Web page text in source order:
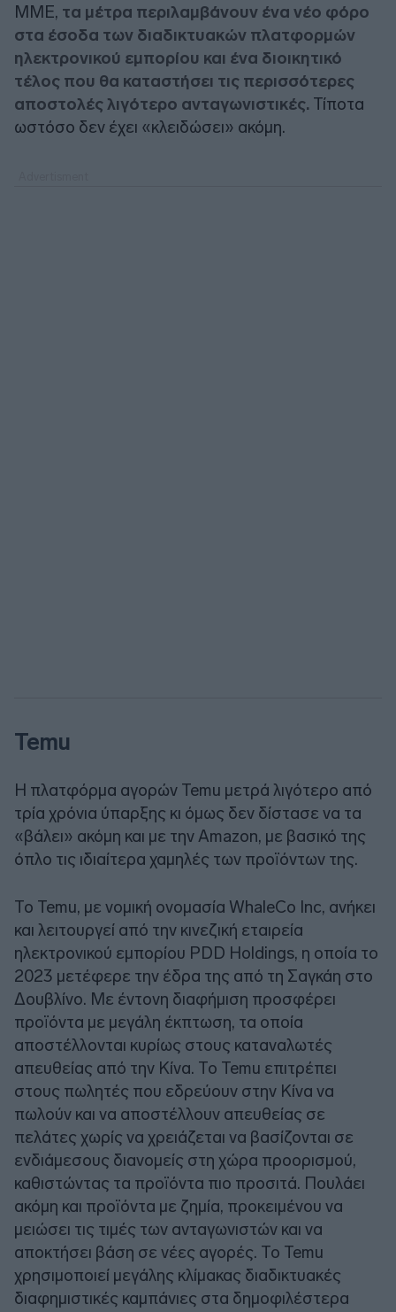
ΜΜΕ, τα μέτρα περιλαμβάνουν ένα νέο φόρο
στα έσοδα των διαδικτυακών πλατφορμών
ηλεκτρονικού εμπορίου και ένα διοικητικό
τέλος που θα καταστήσει τις περισσότερες
αποστολές λιγότερο ανταγωνιστικές. Τίποτα
ωστόσο δεν έχει «κλειδώσει» ακόμη.
Temu
Η πλατφόρμα αγορών Temu μετρά λιγότερο από
τρία χρόνια ύπαρξης κι όμως δεν δίστασε να τα
«βάλει» ακόμη και με την Amazon, με βασικό της
όπλο τις ιδιαίτερα χαμηλές των προϊόντων της.
Το Temu, με νομική ονομασία WhaleCo Inc, ανήκει
και λειτουργεί από την κινεζική εταιρεία
ηλεκτρονικού εμπορίου PDD Holdings, η οποία το
2023 μετέφερε την έδρα της από τη Σαγκάη στο
Δουβλίνο. Με έντονη διαφήμιση προσφέρει
προϊόντα με μεγάλη έκπτωση, τα οποία
αποστέλλονται κυρίως στους καταναλωτές
απευθείας από την Κίνα. Το Temu επιτρέπει
στους πωλητές που εδρεύουν στην Κίνα να
πωλούν και να αποστέλλουν απευθείας σε
πελάτες χωρίς να χρειάζεται να βασίζονται σε
ενδιάμεσους διανομείς στη χώρα προορισμού,
καθιστώντας τα προϊόντα πιο προσιτά. Πουλάει
ακόμη και προϊόντα με ζημία, προκειμένου να
μειώσει τις τιμές των ανταγωνιστών και να
αποκτήσει βάση σε νέες αγορές. Το Temu
χρησιμοποιεί μεγάλης κλίμακας διαδικτυακές
διαφημιστικές καμπάνιες στα δημοφιλέστερα